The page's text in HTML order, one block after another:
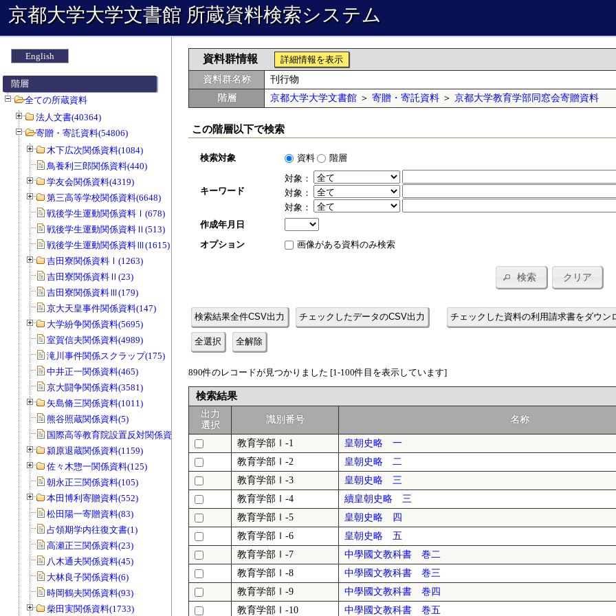
京都大学大学文書館 所蔵資料検索システム
English
階層
全ての所蔵資料
法人文書(40364)
寄贈・寄託資料(54806)
木下広次関係資料(1084)
鳥養利三郎関係資料(440)
学友会関係資料(4319)
第三高等学校関係資料(6648)
戦後学生運動関係資料Ⅰ(678)
戦後学生運動関係資料Ⅱ(513)
戦後学生運動関係資料Ⅲ(1615)
吉田寮関係資料Ⅰ(1263)
吉田寮関係資料Ⅱ(23)
吉田寮関係資料Ⅲ(179)
京大天皇事件関係資料(147)
大学紛争関係資料(5695)
室賀信夫関係資料(4989)
滝川事件関係スクラップ(175)
中井正一関係資料(465)
京大闘争関係資料(3581)
矢島脩三関係資料(1011)
熊谷照蔵関係資料(5)
国際高等教育院設置反対関係資料(20)
潁原退蔵関係資料(1159)
佐々木惣一関係資料(125)
朝永正三関係資料(105)
本田博利寄贈資料(552)
松田陽一寄贈資料(83)
占領期学内往復文書(1)
高瀬正三関係資料(23)
八木通夫関係資料(45)
大林良子関係資料(6)
時岡鶴夫関係資料(93)
柴田実関係資料(1733)
資料群情報
詳細情報を表示
資料群名称
刊行物
階層
京都大学大学文書館 ＞ 寄贈・寄託資料 ＞ 京都大学教育学部同窓会寄贈資料
この階層以下で検索
検索対象 資料 階層
キーワード
対象：
対象：
対象：
作成年月日
オプション
画像がある資料のみ検索
検索 クリア
検索結果全件CSV出力 チェックしたデータのCSV出力 チェックした資料の利用請求書をダウン
全選択 全解除
890件のレコードが見つかりました [1-100件目を表示しています]
検索結果
出力
選択
識別番号 名称
教育学部Ⅰ-1
皇朝史略 一
教育学部Ⅰ-2
皇朝史略 二
教育学部Ⅰ-3
皇朝史略 三
教育学部Ⅰ-4
續皇朝史略 三
教育学部Ⅰ-5
皇朝史略 四
教育学部Ⅰ-6
皇朝史略 五
教育学部Ⅰ-7
中學國文教科書 巻二
教育学部Ⅰ-8
中學國文教科書 巻三
教育学部Ⅰ-9
中學國文教科書 巻四
教育学部Ⅰ-10
中學國文教科書 巻五